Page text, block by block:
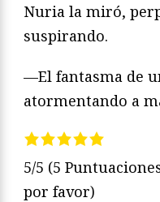
Nuria la miró,
suspirando.
—El fantasma de
atormentando a
5/5 (5
por favor)